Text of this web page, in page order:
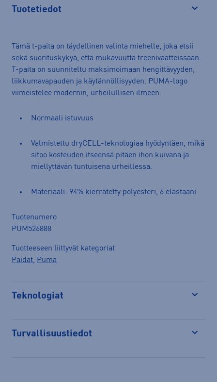
Tuotetiedot
Tämä t-paita on täydellinen valinta miehelle, joka etsii
sekä suorituskykyä, että mukavuutta treenivaatteissaan.
T-paita on suunniteltu maksimoimaan hengittävyyden,
liikkumavapauden ja käytännöllisyyden. PUMA-logo
viimeistelee modernin, urheilullisen ilmeen.
Normaali istuvuus
Valmistettu dryCELL-teknologiaa hyödyntäen, mikä
sitoo kosteuden itseensä pitäen ihon kuivana ja
miellyttävän tuntuisena urheillessa.
Materiaali: 94% kierrätetty polyesteri, 6 elastaani
Tuotenumero
PUM526888
Tuotteeseen liittyvät kategoriat
Paidat, Puma
Teknologiat
Turvallisuustiedot